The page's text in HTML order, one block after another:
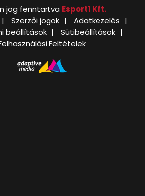
jog fenntartva Esport1 Kft.
Szerzői jogok
Adatkezelés
beállítások
Sütibeállítások
Feltételek